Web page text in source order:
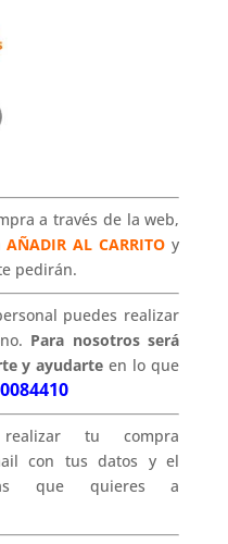
a través de la web,
AÑADIR AL CARRITO y
pedirán.
puedes realizar
Para nosotros será
y ayudarte en lo que
tu compra
con tus datos y el
que quieres a